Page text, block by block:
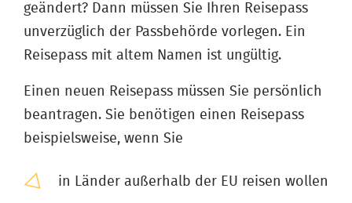
geändert? Dann müssen Sie Ihren Reisepass
unverzüglich der Passbehörde vorlegen. Ein
Reisepass mit altem Namen ist ungültig.
Einen neuen Reisepass müssen Sie persönlich
beantragen. Sie benötigen einen Reisepass
beispielsweise, wenn Sie
in Länder außerhalb der EU reisen wollen